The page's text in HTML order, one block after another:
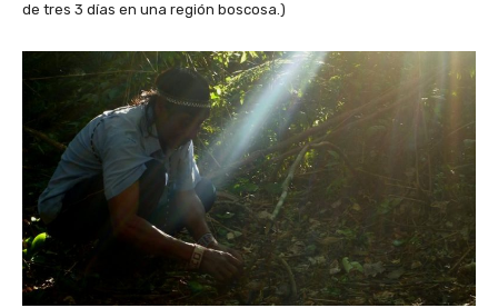
de tres 3 días en una región boscosa.)